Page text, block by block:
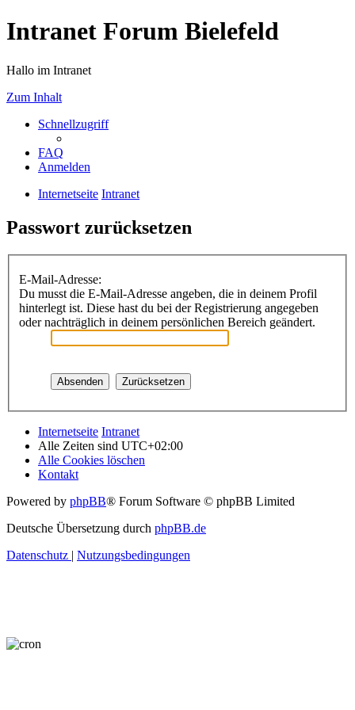
Intranet Forum Bielefeld
Hallo im Intranet
Zum Inhalt
Schnellzugriff
FAQ
Anmelden
Internetseite Intranet
Passwort zurücksetzen
E-Mail-Adresse:
Du musst die E-Mail-Adresse angeben, die in deinem Profil
hinterlegt ist. Diese hast du bei der Registrierung angegeben
oder nachträglich in deinem persönlichen Bereich geändert.
Internetseite Intranet
Alle Zeiten sind UTC+02:00
Alle Cookies löschen
Kontakt
Powered by phpBB® Forum Software © phpBB Limited
Deutsche Übersetzung durch phpBB.de
Datenschutz | Nutzungsbedingungen